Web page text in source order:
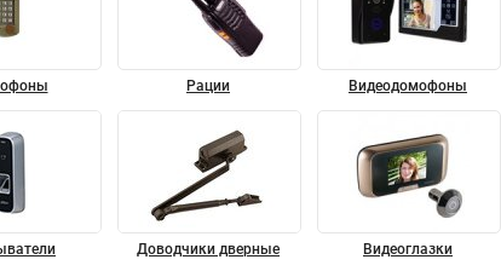
Рации Видеодомофоны
Доводчики дверные Видеоглазки